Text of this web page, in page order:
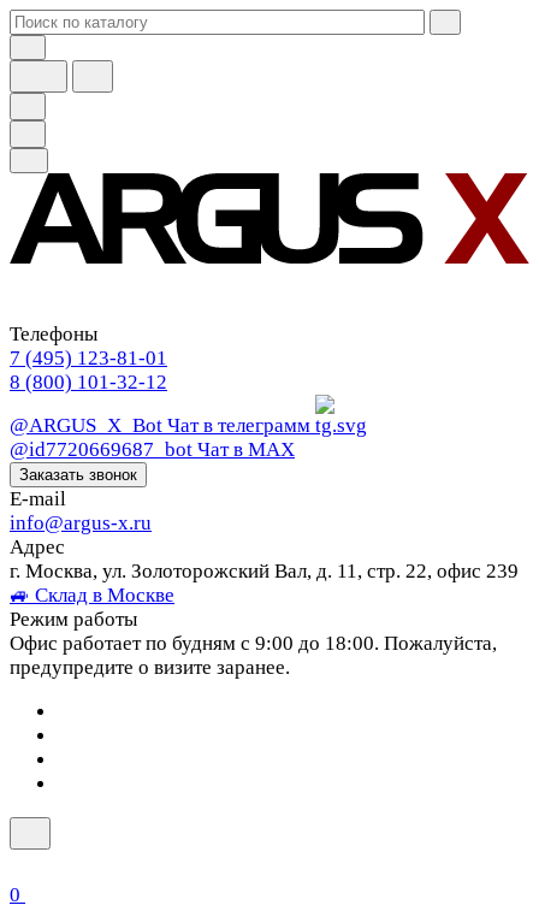
Телефоны
7 (495) 123-81-01
8 (800) 101-32-12
@ARGUS_X_Bot Чат в телеграмм
@id7720669687_bot Чат в МАХ
Заказать звонок
E-mail
info@argus-x.ru
Адрес
г. Москва, ул. Золоторожский Вал, д. 11, стр. 22, офис 239
🚙 Склад в Москве
Режим работы
Офис работает по будням с 9:00 до 18:00. Пожалуйста,
предупредите о визите заранее.
0